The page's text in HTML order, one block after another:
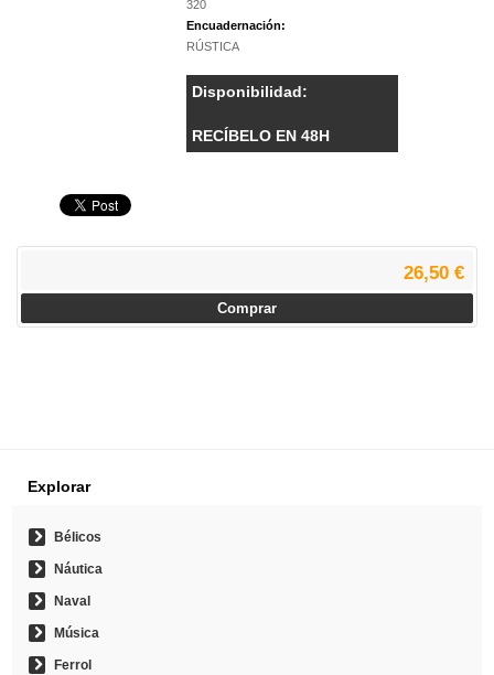
320
Encuadernación:
RÚSTICA
Disponibilidad:
RECÍBELO EN 48H
26,50 €
Comprar
Explorar
Bélicos
Náutica
Naval
Música
Ferrol